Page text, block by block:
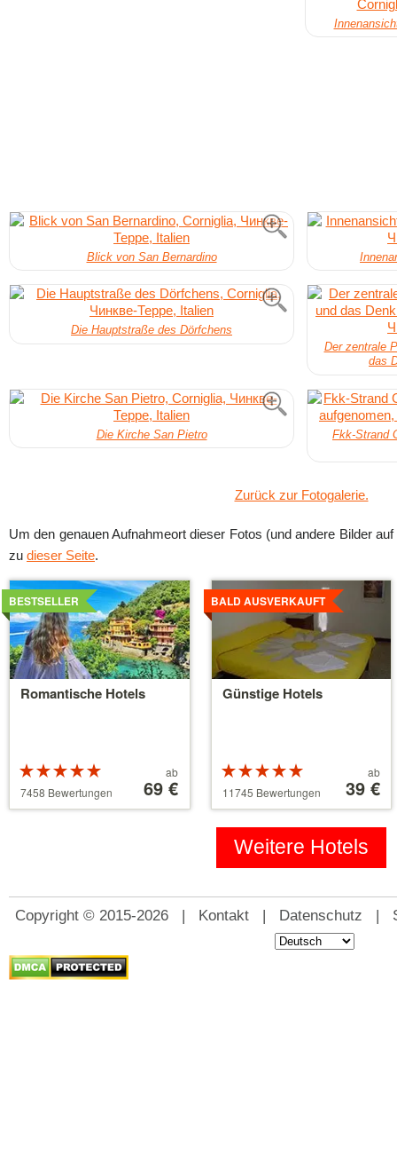
Blick von San Bernardino
Die Hauptstraße des Dörfchens
Der zentrale
das
Die Kirche San Pietro Fkk-Strand
Zurück zur Fotogalerie.
Um den genauen Aufnahmeort dieser Fotos (und andere Bilder
zu dieser Seite.
Romantische Hotels
BESTSELLER
Bewertung:
Sternen
7458 Bewertungen
ab
69 €
Details
ansehen
Günstige Hotels
BALD AUSVERKAUFT
Bewertung:
Sternen
11745 Bewertungen 110 €
ab
39 €
Details
ansehen
Weitere Hotels
Copyright © 2015-2026 | Kontakt | Datenschutz |